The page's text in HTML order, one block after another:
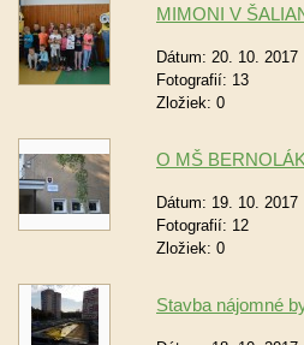
MIMONI V
Dátum: 20. 10. 2017
Fotografií: 13
Zložiek: 0
O MŠ
Dátum: 19. 10. 2017
Fotografií: 12
Zložiek: 0
Stavba nájomné